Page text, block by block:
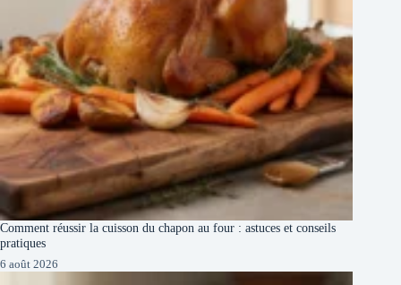
Comment réussir la cuisson du chapon au four : astuces et conseils
pratiques
6 août 2026